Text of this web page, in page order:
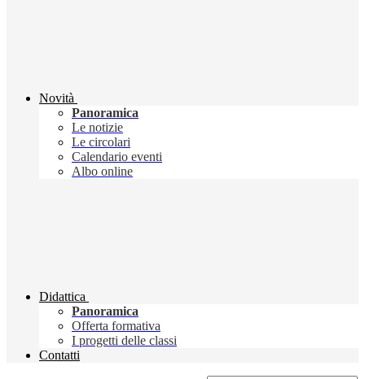
Novità
Panoramica
Le notizie
Le circolari
Calendario eventi
Albo online
Didattica
Panoramica
Offerta formativa
I progetti delle classi
Contatti